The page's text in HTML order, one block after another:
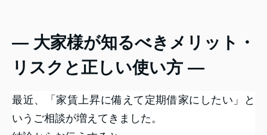
― 大家様が知るべきメリット・
リスクと正しい使い方 ―
最近、「家賃上昇に備えて定期借家にしたい」と
いうご相談が増えてきました。